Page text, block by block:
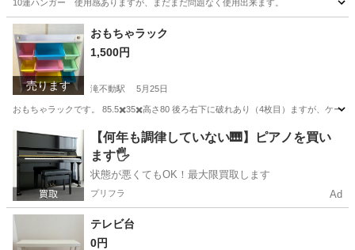
10連ハンガー 使用感ありますが、まだまだ問題なく使用出来ます。
千葉 船橋市 滝不動駅 洗濯用品
売ります
おもちゃラック
1,500円
滝不動駅 5月25日
おもちゃラックです。 85.5✖️35✖️高さ80 後ろ右下に破れあり（4枚目）ますが、ケー
千葉 船橋市 滝不動駅 キッズ用品 ラック
【何年も調律していない🎹】ピアノを買い
ます🖐️
状態が悪くてもOK！最大限買取します
プリフラ Ad
テレビ台
0円